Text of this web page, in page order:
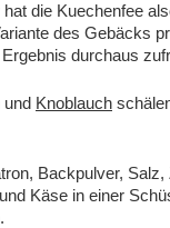
die Kuechenfee
des Gebäcks
durchaus
und Knoblauch
Backpulver, Salz,
Käse in einer